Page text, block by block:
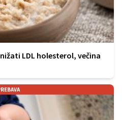
LDL holesterol, večina